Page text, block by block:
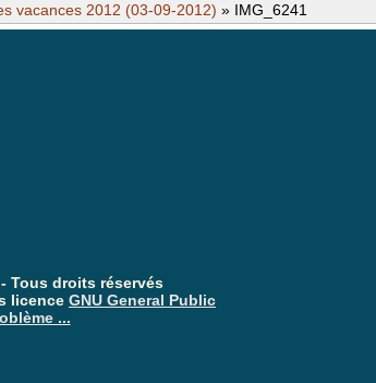
vacances 2012 (03-09-2012) » IMG_6241
Tous droits réservés
licence GNU General Public
...